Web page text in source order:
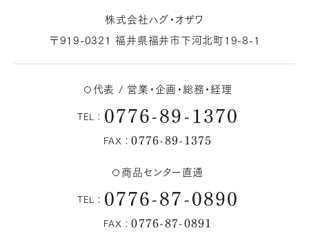
株式会社ハグ・オザワ
〒919-0321 福井県福井市下河北町19-8-1
代表 / 営業・企画・総務・経理
TEL： 0776-89-1370
FAX：0776-89-1375
商品センター直通
TEL： 0776-87-0890
FAX：0776-87-0891